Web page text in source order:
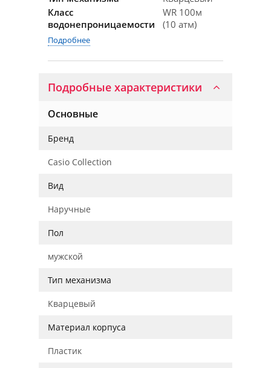
Класс
водонепроницаемости
WR 100м
(10 атм)
Подробнее
Подробные характеристики
Основные
Бренд
Casio Collection
Вид
Наручные
Пол
мужской
Тип механизма
Кварцевый
Материал корпуса
Пластик